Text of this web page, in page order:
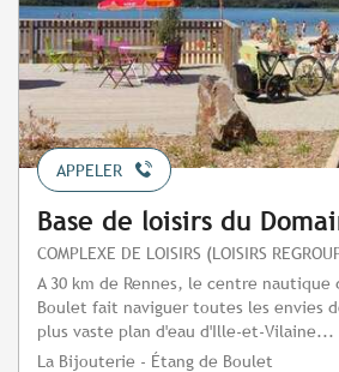
APPELER
Base de loisirs du
COMPLEXE DE LOISIRS (LOISIRS
A 30 km de Rennes, le centre nautique
Boulet fait naviguer toutes les envies
plus vaste plan d'eau d'Ille-et-Vilaine...
La Bijouterie - Étang de Boulet